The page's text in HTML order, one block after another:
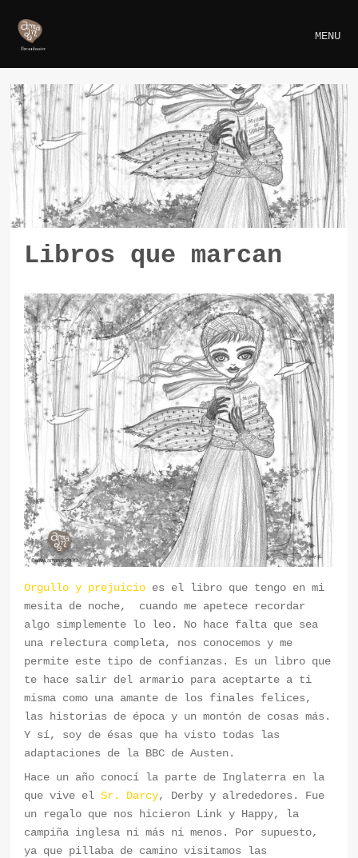
MENU
Libros que marcan
Orgullo y prejuicio es el libro que tengo en mi
mesita de noche, cuando me apetece recordar
algo simplemente lo leo. No hace falta que sea
una relectura completa, nos conocemos y me
permite este tipo de confianzas. Es un libro que
te hace salir del armario para aceptarte a ti
misma como una amante de los finales felices,
las historias de época y un montón de cosas más.
Y sí, soy de ésas que ha visto todas las
adaptaciones de la BBC de Austen.
Hace un año conocí la parte de Inglaterra en la
que vive elSr. Darcy, Derby y alrededores. Fue
un regalo que nos hicieron Link y Happy, la
campiña inglesa ni más ni menos. Por supuesto,
ya que pillaba de camino visitamos las